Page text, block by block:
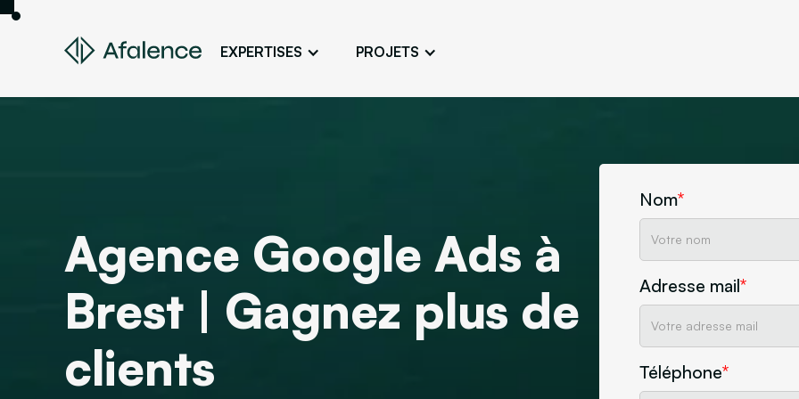
EXPERTISES PROJETS
Son site en premier sur Google
ADS
Des clients grâce à la publicité en ligne
Travailler une image fidèle et Concevoir
Ateliers persona Atelier
Maquette de site
Créer arborescences,
wireframes, maquettes
Agence Google Ads à
Brest | Gagnez plus de
clients
Nom*
Adresse mail*
Téléphone*